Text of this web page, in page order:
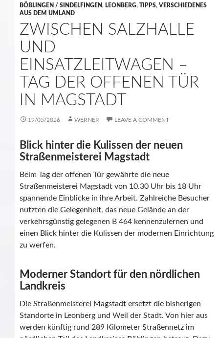
BÖBLINGEN / SINDELFINGEN, LEONBERG, TIPPS, VERSCHIEDENES
AUS DEM UMLAND
ZWISCHEN SALZHALLE
UND
EINSATZLEITWAGEN –
TAG DER OFFENEN TÜR
IN MAGSTADT
19/05/2026 WERNER LEAVE A COMMENT
Blick hinter die Kulissen der neuen
Straßenmeisterei Magstadt
Beim Tag der offenen Tür gewährte die neue
Straßenmeisterei Magstadt von 10.30 Uhr bis 18 Uhr
spannende Einblicke in ihre Arbeit. Zahlreiche Besucher
nutzten die Gelegenheit, das neue Gelände an der
verkehrsgünstig gelegenen B 464 kennenzulernen und
einen Blick hinter die Kulissen der modernen Einrichtung
zu werfen.
Moderner Standort für den nördlichen
Landkreis
Die Straßenmeisterei Magstadt ersetzt die bisherigen
Standorte in Leonberg und Weil der Stadt. Von hier aus
werden künftig rund 289 Kilometer Straßennetz im